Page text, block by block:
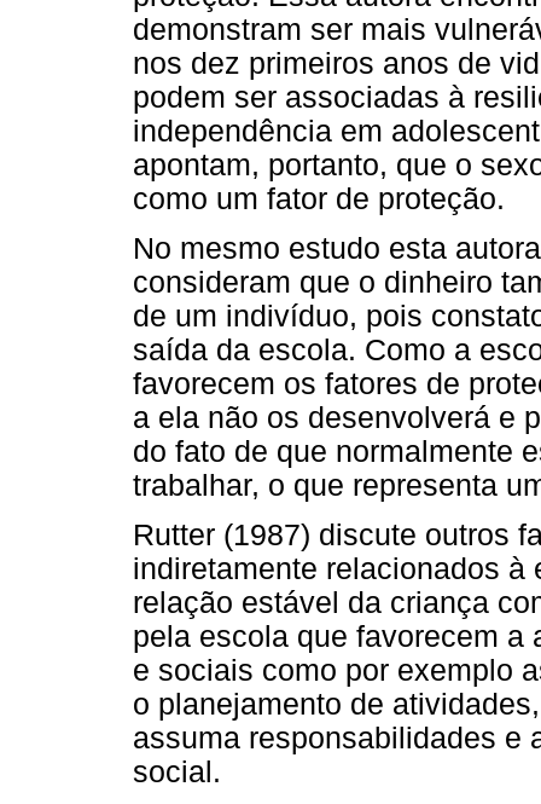
demonstram ser mais
nos dez primeiros anos de
podem ser associadas à
independência em
apontam, portanto, que o
como um fator de proteção.
No mesmo estudo esta
consideram que o dinheiro
de um indivíduo, pois
saída da escola. Como a
favorecem os fatores de
a ela não os desenvolverá e
do fato de que normalmente
trabalhar, o que representa
Rutter (1987) discute outros
indiretamente relacionados
relação estável da criança
pela escola que favorecem
e sociais como por exemplo
o planejamento de
assuma responsabilidades e
social.